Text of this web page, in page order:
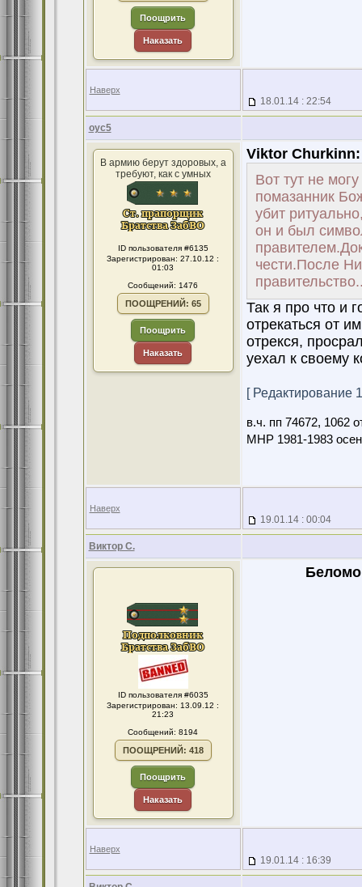
Поощрить
Наказать
Наверх
18.01.14 : 22:54
оус5
В армию берут здоровых, а
требуют, как с умных
ID пользователя #6135
Зарегистрирован: 27.10.12 :
01:03
Сообщений: 1476
ПООЩРЕНИЙ: 65
Поощрить
Наказать
Viktor Churkinn:
Вот тут не
помазанник
убит
он и был
чести.После
Так я про что и
отрекаться от
отрекся,
уехал к своему
[ Редактирование
в.ч. пп 74672, 1062
МНР 1981-1983
Наверх
19.01.14 : 00:04
Виктор С.
ID пользователя #6035
Зарегистрирован: 13.09.12 :
21:23
Сообщений: 8194
ПООЩРЕНИЙ: 418
Поощрить
Наказать
Наверх
19.01.14 : 16:39